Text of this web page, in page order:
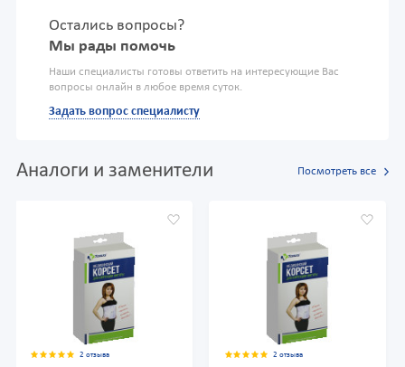
Остались вопросы?
Мы рады помочь
Наши специалисты готовы ответить на интересующие Вас
вопросы онлайн в любое время суток.
Задать вопрос специалисту
Аналоги и заменители Посмотреть все
2 отзыва 2 отзыва